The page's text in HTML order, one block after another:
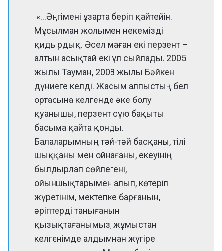
«…Әңгімені ұзарта беріп қайтейін.
Мұсылман жолымен некемізді
қидырдық. Әсел маған екі перзент –
алтын асықтай екі ұл сыйлады. 2005
жылы Тауман, 2008 жылы Бәйкен
дүниеге келді. Жасым алпыстың бел
ортасына келгенде әке болу
қуанышы, перзент сүю бақыты
басыма қайта қонды.
Балаларымның тәй-тәй басқаны, тілі
шыққаны мен ойнағаны, екеуінің
былдырлап сөйлегені,
ойыншықтарымен алып, көтеріп
жүретінім, мектепке барғанын,
әріптерді танығанын
қызықтағанымыз, жұмыстан
келгенімде алдымнан жүгіре